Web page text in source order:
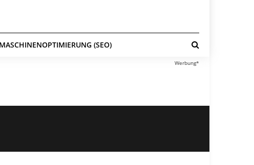
(SEO)
Werbung*